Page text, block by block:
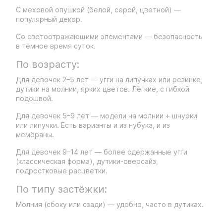
С меховой опушкой (белой, серой, цветной) —
популярный декор.
Со светоотражающими элементами — безопасность
в тёмное время суток.
По возрасту:
Для девочек 2–5 лет — угги на липучках или резинке,
дутики на молнии, ярких цветов. Лёгкие, с гибкой
подошвой.
Для девочек 5–9 лет — модели на молнии + шнурки
или липучки. Есть варианты и из нубука, и из
мембраны.
Для девочек 9–14 лет — более сдержанные угги
(классическая форма), дутики-оверсайз,
подростковые расцветки.
По типу застёжки:
Молния (сбоку или сзади) — удобно, часто в дутиках.